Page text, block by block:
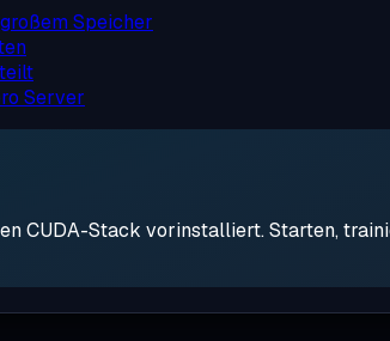
Speicher
Server
CUDA-Stack vorinstalliert. Starten,